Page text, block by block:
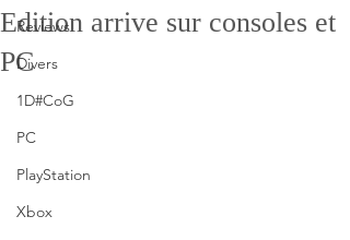
Reviews
Divers
1D#CoG
PC
PlayStation
Xbox
Edition arrive sur consoles et
PC